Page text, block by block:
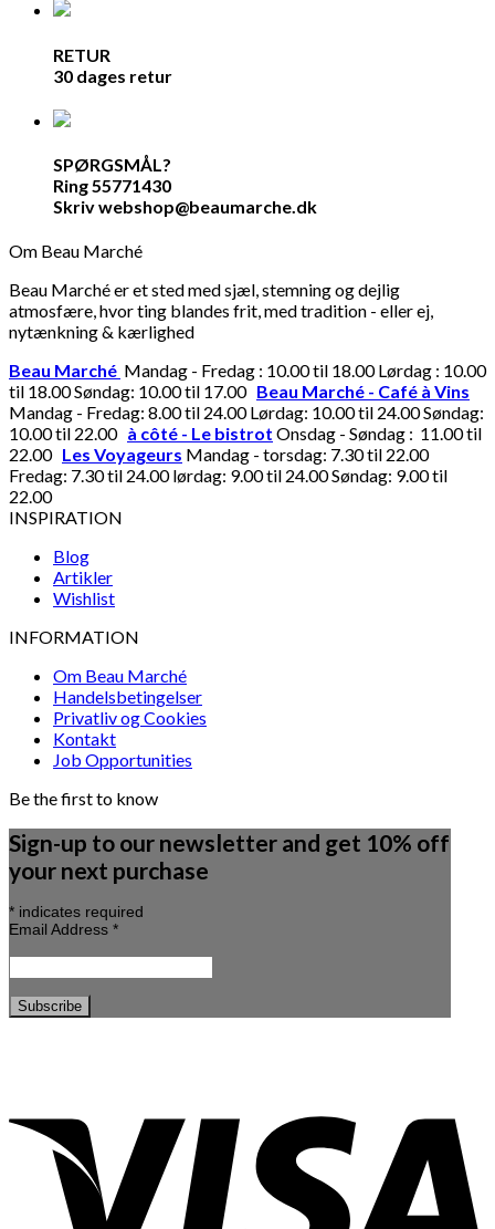
RETUR
30 dages retur
SPØRGSMÅL?
Ring 55771430
Skriv webshop@beaumarche.dk
Om Beau Marché
Beau Marché er et sted med sjæl, stemning og dejlig
atmosfære, hvor ting blandes frit, med tradition - eller ej,
nytænkning & kærlighed
Beau Marché Mandag - Fredag : 10.00 til 18.00 Lørdag : 10.00
til 18.00 Søndag: 10.00 til 17.00 Beau Marché - Café à Vins
Mandag - Fredag: 8.00 til 24.00 Lørdag: 10.00 til 24.00 Søndag:
10.00 til 22.00 à côté - Le bistrot Onsdag - Søndag : 11.00 til
22.00 Les Voyageurs Mandag - torsdag: 7.30 til 22.00
Fredag: 7.30 til 24.00 lørdag: 9.00 til 24.00 Søndag: 9.00 til
22.00
INSPIRATION
Blog
Artikler
Wishlist
INFORMATION
Om Beau Marché
Handelsbetingelser
Privatliv og Cookies
Kontakt
Job Opportunities
Be the first to know
Sign-up to our newsletter and get 10% off
your next purchase
* indicates required
Email Address *